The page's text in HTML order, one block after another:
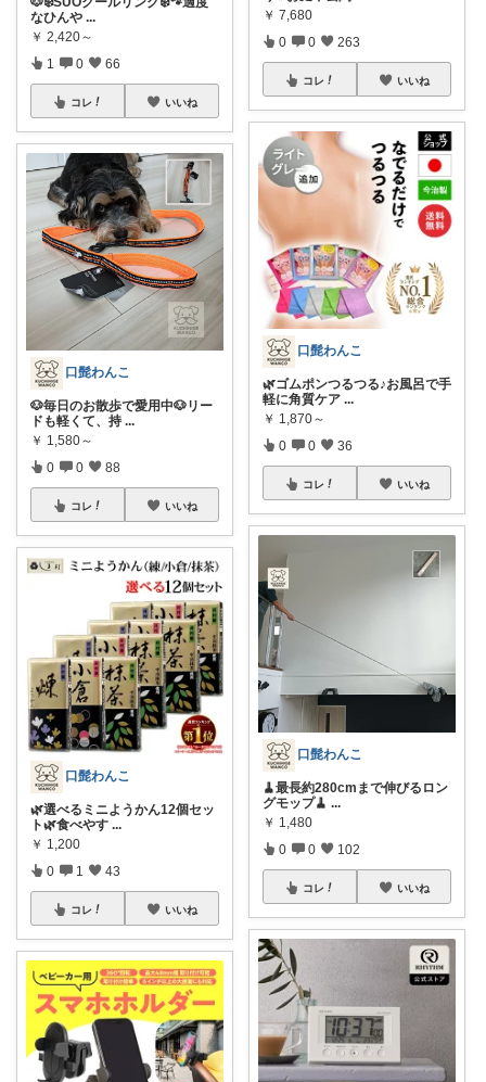
なひんや ...
￥ 2,420～
1 0 66
コレ いいね
口髭わんこ
🐶毎日のお散歩で愛用中🐶リー
ドも軽くて、持 ...
￥ 1,580～
0 0 88
コレ いいね
口髭わんこ
🌿選べるミニようかん12個セッ
ト🌿食べやす ...
￥ 1,200
0 1 43
コレ いいね
￥ 7,680
0 0 263
コレ いいね
口髭わんこ
🌿ゴムポンつるつる♪お風呂で手
軽に角質ケア ...
￥ 1,870～
0 0 36
コレ いいね
口髭わんこ
🧹最長約280cmまで伸びるロン
グモップ🧹 ...
￥ 1,480
0 0 102
コレ いいね